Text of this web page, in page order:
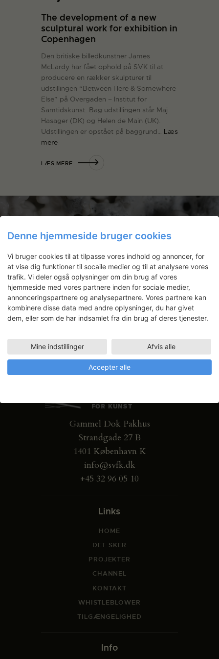
The development of a new
sculptural work for exhibition in
Copenhagen
Den britiske billedkunstner James
McLardy har fået ophold på SVK til at
producere en rækker skulpturer til
udstillingen “Between Here & Somewhere
Else” på Overgaden – Institut for
Samtidskunst. Bag udstillingen står Maj
Hasager (DK) og Helen de Main (UK).
Udstillingen er opstået på baggrund… Læs
mere
LÆS MERE
Nyhedsbrev
og artikler direkte i din indbakke.
Gammel Dok Pakhus
Strandgade 27 B
1401 København K
info@svfk.dk
+45 32 96 05 10
Links
HOME
DET SKER
PROJEKTER
CHANNEL
KONTAKT
WHISTLEBLOWER
TILGÆNGELIGHED
Info
Denne hjemmeside bruger cookies
Vi bruger cookies til at tilpasse vores indhold og annoncer, for
at vise dig funktioner til socaile medier og til at analysere vores
trafik. Vi deler også oplysninger om din brug af vores
hjemmeside med vores partnere inden for sociale medier,
annonceringspartnere og analysepartnere. Vores partnere kan
kombinere disse data med andre oplysninger, du har givet
dem, eller som de har indsamlet fra din brug af deres tjenester.
Mine indstillinger Afvis alle
Accepter alle